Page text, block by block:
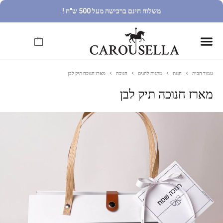
משלוח חינם ברכישה מעל 500 ש"ח !
עמוד הבית חנות מתנות לחגים חנוכה מארז חנוכה תיק לבן
מארז חנוכה תיק לבן